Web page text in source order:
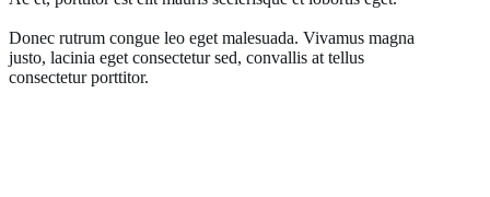
Donec rutrum congue leo eget malesuada. Vivamus magna
justo, lacinia eget consectetur sed, convallis at tellus
consectetur porttitor.